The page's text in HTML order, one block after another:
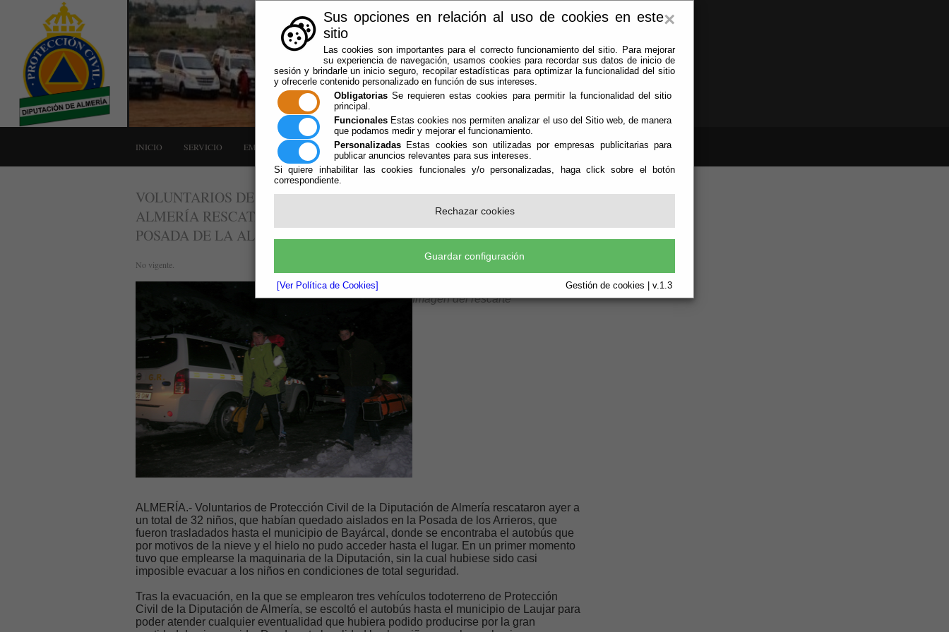
×
Sus opciones en relación al uso de cookies en este
sitio
Las cookies son importantes para el correcto funcionamiento del sitio. Para mejorar
su experiencia de navegación, usamos cookies para recordar sus datos de inicio de
sesión y brindarle un inicio seguro, recopilar estadísticas para optimizar la funcionalidad del sitio
y ofrecerle contenido personalizado en función de sus intereses.
Obligatorias Se requieren estas cookies para permitir la funcionalidad del sitio
principal.
Funcionales Estas cookies nos permiten analizar el uso del Sitio web, de manera
que podamos medir y mejorar el funcionamiento.
Personalizadas Estas cookies son utilizadas por empresas publicitarias para
publicar anuncios relevantes para sus intereses.
Si quiere inhabilitar las cookies funcionales y/o personalizadas, haga click sobre el botón
correspondiente.
Rechazar cookies
Guardar configuración
[Ver Política de Cookies] Gestión de cookies | v.1.3
INICIO SERVICIO EMERGENCIAS LA AGRUPACIÓN AVISOS OFICINA VIRTUAL CONTACTAR
VOLUNTARIOS DE PROTECCIÓN CIVIL DE LA DIPUTACIÓN DE
ALMERÍA RESCATAN A 32 NIÑOS QUE SE QUEDARON EN UNA
POSADA DE LA ALPUJARRA. Fuente: Teleprensa.
No vigente.
Imagen del rescarte
ALMERÍA.- Voluntarios de Protección Civil de la Diputación de Almería rescataron ayer a
un total de 32 niños, que habían quedado aislados en la Posada de los Arrieros, que
fueron trasladados hasta el municipio de Bayárcal, donde se encontraba el autobús que
por motivos de la nieve y el hielo no pudo acceder hasta el lugar. En un primer momento
tuvo que emplearse la maquinaria de la Diputación, sin la cual hubiese sido casi
imposible evacuar a los niños en condiciones de total seguridad.
Tras la evacuación, en la que se emplearon tres vehículos todoterreno de Protección
Civil de la Diputación de Almería, se escoltó el autobús hasta el municipio de Laujar para
poder atender cualquier eventualidad que hubiera podido producirse por la gran